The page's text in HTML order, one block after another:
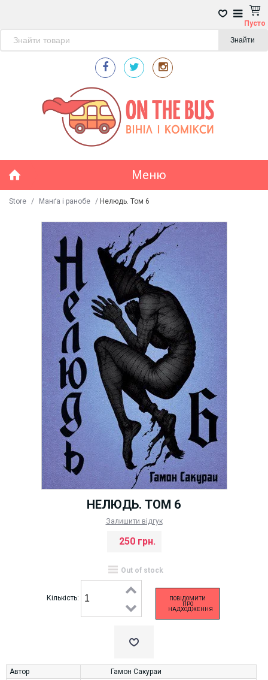
Пусто
Знайти
Меню
Store / Манґа і ранобе / Нелюдь. Том 6
НЕЛЮДЬ. ТОМ 6
Залишити відгук
250 грн.
Out of stock
Кількість:
ПОВІДОМИТИ
ПРО
НАДХОДЖЕННЯ
Автор
Гамон Сакураи